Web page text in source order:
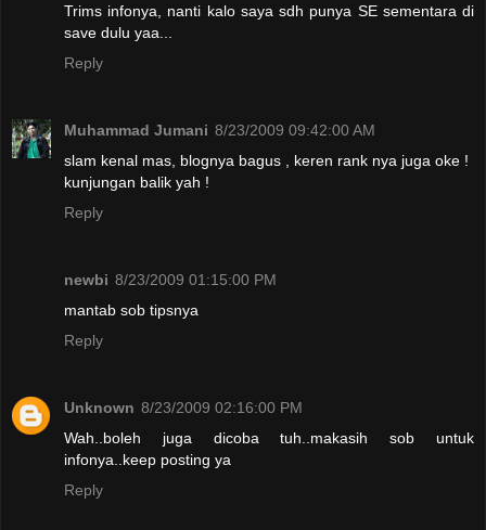
Trims infonya, nanti kalo saya sdh punya SE sementara di
save dulu yaa...
Reply
Muhammad Jumani 8/23/2009 09:42:00 AM
slam kenal mas, blognya bagus , keren rank nya juga oke !
kunjungan balik yah !
Reply
newbi 8/23/2009 01:15:00 PM
mantab sob tipsnya
Reply
Unknown 8/23/2009 02:16:00 PM
Wah..boleh juga dicoba tuh..makasih sob untuk
infonya..keep posting ya
Reply